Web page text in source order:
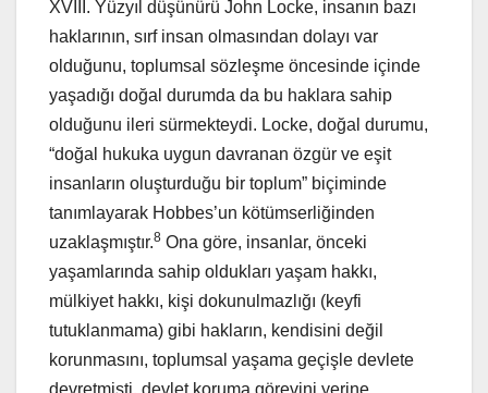
XVIII. Yüzyıl düşünürü John Locke, insanın bazı
haklarının, sırf insan olmasından dolayı var
olduğunu, toplumsal sözleşme öncesinde içinde
yaşadığı doğal durumda da bu haklara sahip
olduğunu ileri sürmekteydi. Locke, doğal durumu,
“doğal hukuka uygun davranan özgür ve eşit
insanların oluşturduğu bir toplum” biçiminde
tanımlayarak Hobbes’un kötümserliğinden
uzaklaşmıştır.8 Ona göre, insanlar, önceki
yaşamlarında sahip oldukları yaşam hakkı,
mülkiyet hakkı, kişi dokunulmazlığı (keyfi
tutuklanmama) gibi hakların, kendisini değil
korunmasını, toplumsal yaşama geçişle devlete
devretmişti, devlet koruma görevini yerine